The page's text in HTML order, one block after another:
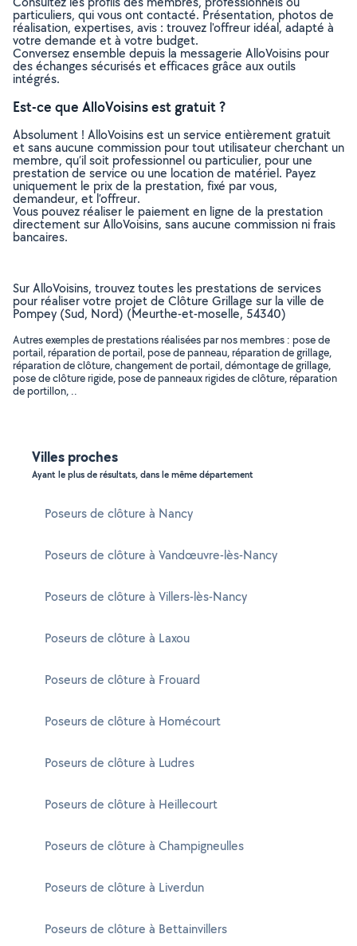
particuliers, qui vous ont contacté. Présentation, photos de
réalisation, expertises, avis : trouvez l'offreur idéal, adapté à
votre demande et à votre budget.
Conversez ensemble depuis la messagerie AlloVoisins pour
des échanges sécurisés et efficaces grâce aux outils
intégrés.
Est-ce que AlloVoisins est gratuit ?
Absolument ! AlloVoisins est un service entièrement gratuit
et sans aucune commission pour tout utilisateur cherchant un
membre, qu’il soit professionnel ou particulier, pour une
prestation de service ou une location de matériel. Payez
uniquement le prix de la prestation, fixé par vous,
demandeur, et l’offreur.
Vous pouvez réaliser le paiement en ligne de la prestation
directement sur AlloVoisins, sans aucune commission ni frais
bancaires.
Sur AlloVoisins, trouvez toutes les prestations de services
pour réaliser votre projet de Clôture Grillage sur la ville de
Pompey (Sud, Nord) (Meurthe-et-moselle, 54340)
Autres exemples de prestations réalisées par nos membres : pose de
portail, réparation de portail, pose de panneau, réparation de grillage,
réparation de clôture, changement de portail, démontage de grillage,
pose de clôture rigide, pose de panneaux rigides de clôture, réparation
de portillon, ..
Villes proches
Ayant le plus de résultats, dans le même département
Poseurs de clôture à Nancy
Poseurs de clôture à Vandœuvre-lès-Nancy
Poseurs de clôture à Villers-lès-Nancy
Poseurs de clôture à Laxou
Poseurs de clôture à Frouard
Poseurs de clôture à Homécourt
Poseurs de clôture à Ludres
Poseurs de clôture à Heillecourt
Poseurs de clôture à Champigneulles
Poseurs de clôture à Liverdun
Poseurs de clôture à Bettainvillers